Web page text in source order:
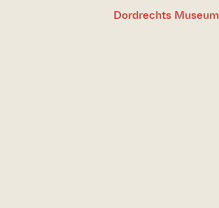
Dordrechts Museum